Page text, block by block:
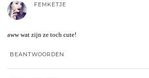
FEMKETJE
aww wat zijn ze toch cute!
BEANTWOORDEN